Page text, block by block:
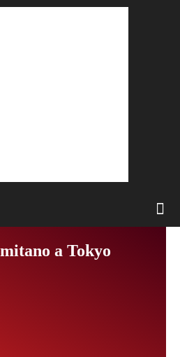
a Tokyo